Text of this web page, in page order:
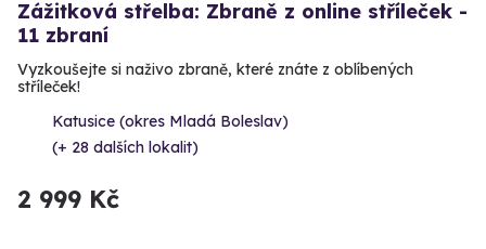
Zážitková střelba: Zbraně z online stříleček -
11 zbraní
Vyzkoušejte si naživo zbraně, které znáte z oblíbených
stříleček!
Katusice (okres Mladá Boleslav)
(+ 28 dalších lokalit)
2 999 Kč